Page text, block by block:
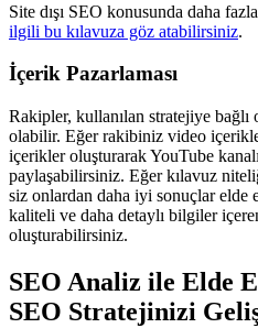
Site dışı SEO konusunda daha
ilgili bu kılavuza göz atabilirsiniz.
İçerik Pazarlaması
Rakipler, kullanılan stratejiye
olabilir. Eğer rakibiniz video
içerikler oluşturarak YouTube
paylaşabilirsiniz. Eğer kılavuz
siz onlardan daha iyi sonuçlar elde
kaliteli ve daha detaylı bilgiler
oluşturabilirsiniz.
SEO Analiz ile Elde
SEO Stratejinizi